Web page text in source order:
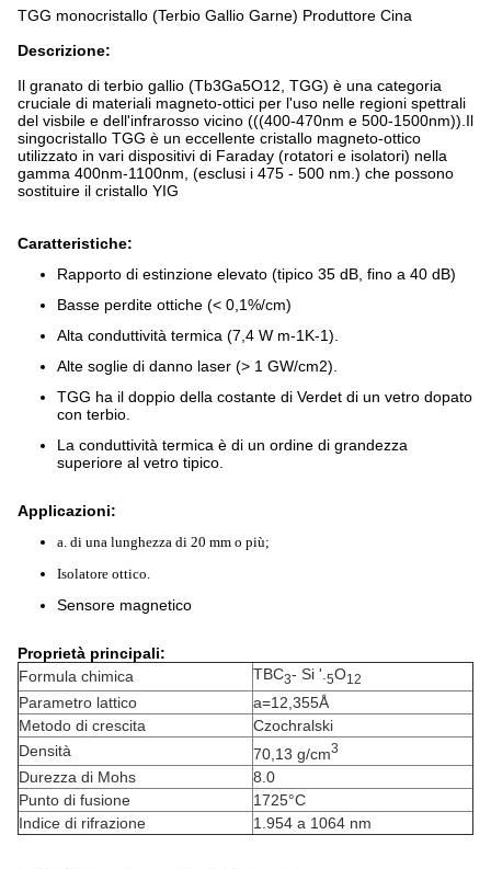
TGG monocristallo (Terbio Gallio Garne) Produttore Cina
Descrizione:
Il granato di terbio gallio (Tb3Ga5O12, TGG) è una categoria
cruciale di materiali magneto-ottici per l'uso nelle regioni spettrali
del visbile e dell'infrarosso vicino (((400-470nm e 500-1500nm)).Il
singocristallo TGG è un eccellente cristallo magneto-ottico
utilizzato in vari dispositivi di Faraday (rotatori e isolatori) nella
gamma 400nm-1100nm, (esclusi i 475 - 500 nm.) che possono
sostituire il cristallo YIG
Caratteristiche:
Rapporto di estinzione elevato (tipico 35 dB, fino a 40 dB)
Basse perdite ottiche (< 0,1%/cm)
Alta conduttività termica (7,4 W m-1K-1).
Alte soglie di danno laser (> 1 GW/cm2).
TGG ha il doppio della costante di Verdet di un vetro dopato
con terbio.
La conduttività termica è di un ordine di grandezza
superiore al vetro tipico.
Applicazioni:
a. di una lunghezza di 20 mm o più;
Isolatore ottico.
Sensore magnetico
Proprietà principali:
Formula chimica
TBC3- Si '. 5O12
Parametro lattico
a=12,355Å
Metodo di crescita
Czochralski
Densità
70,13 g/cm3
Durezza di Mohs
8.0
Punto di fusione
1725°C
Indice di rifrazione
1.954 a 1064 nm